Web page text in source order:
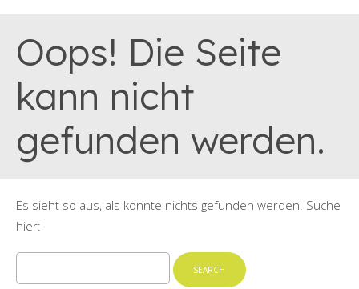
Oops! Die Seite
kann nicht
gefunden werden.
Es sieht so aus, als konnte nichts gefunden werden. Suche
hier:
for: